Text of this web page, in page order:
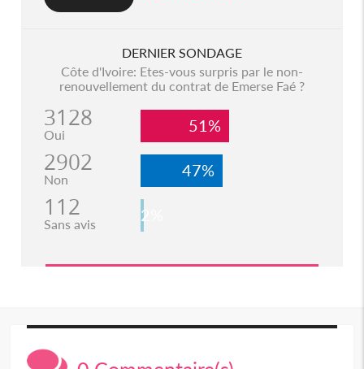
DERNIER SONDAGE
Côte d'Ivoire: Etes-vous surpris par le non-
renouvellement du contrat de Emerse Faé ?
3128
Oui 51%
2902
Non 47%
112
Sans avis 2%